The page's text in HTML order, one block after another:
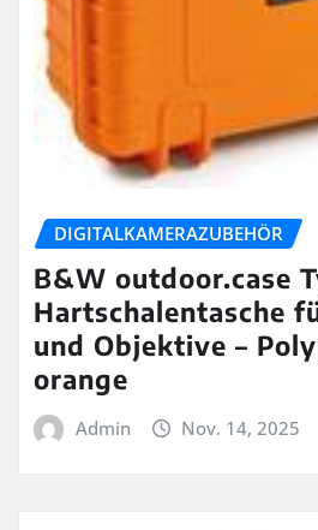
DIGITALKAMERAZUBEHÖR
B&W outdoor.case
Hartschalentasche
und Objektive –
orange
Admin Nov. 14, 2025